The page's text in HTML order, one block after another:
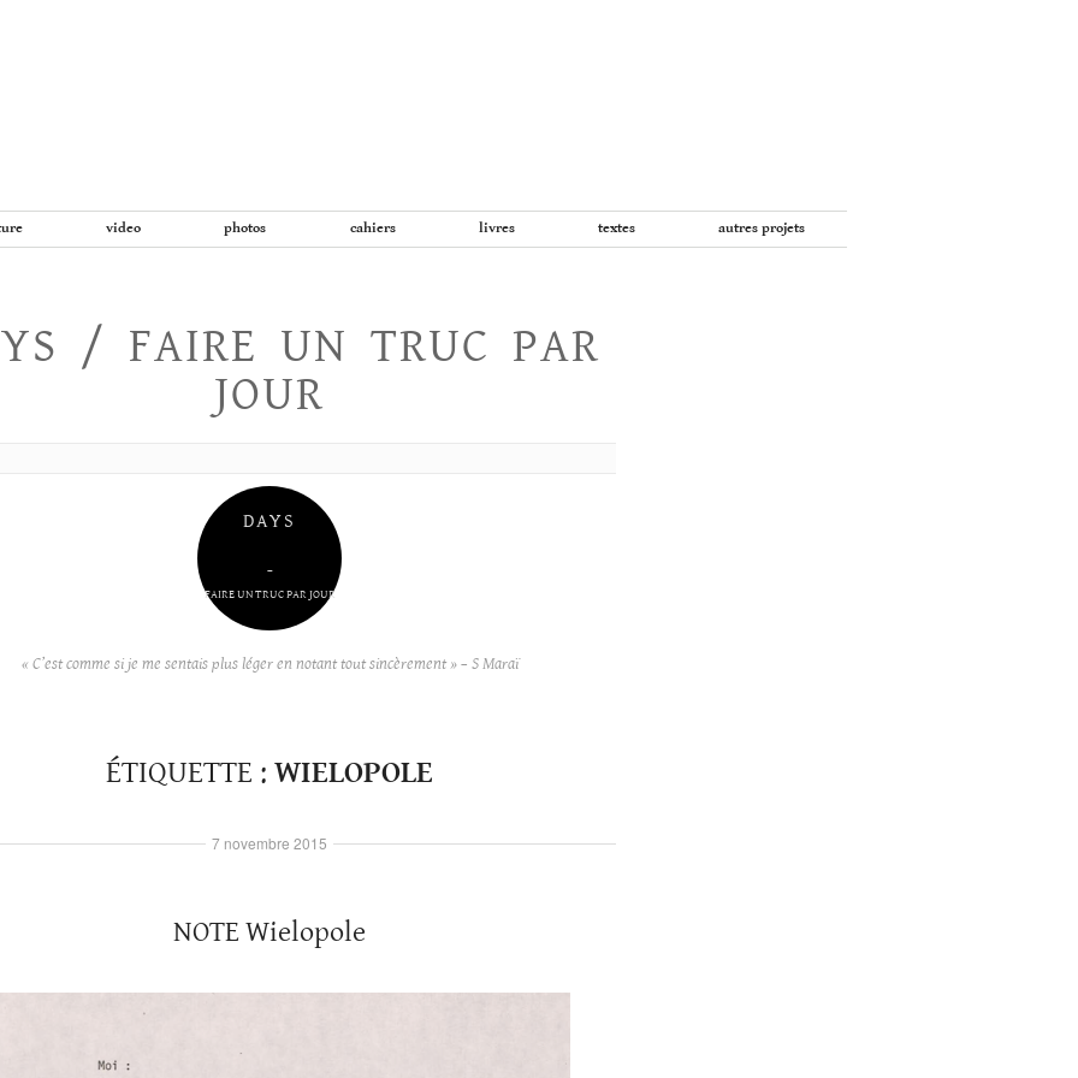
video photos cahiers livres textes autres projets
/ FAIRE UN TRUC PAR
JOUR
DAYS
–
FAIRE UN TRUC PAR JOUR
« C’est comme si je me sentais plus léger en notant tout sincèrement » – S Maraï
ÉTIQUETTE : WIELOPOLE
NOTE Wielopole
7 novembre 2015